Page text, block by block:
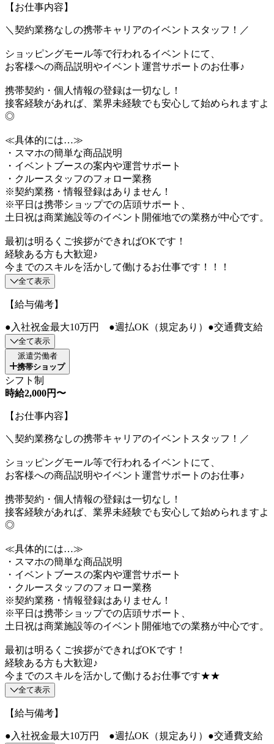
【お仕事内容】
＼契約業務なしの携帯キャリアのイベントスタッフ！／
ショッピングモール等で行われるイベントにて、
お客様への商品説明やイベント運営サポートのお仕事♪
携帯契約・個人情報の登録は一切なし！
接客経験があれば、業界未経験でも安心して始められますよ
◎
≪具体的には…≫
・スマホの簡単な商品説明
・イベントブースの案内や運営サポート
・クルースタッフのフォロー業務
※契約業務・情報登録はありません！
※平日は携帯ショップでの店頭サポート、
土日祝は商業施設等のイベント開催地での業務が中心です。
最初は明るくご挨拶ができればOKです！
経験ある方も大歓迎♪
今までのスキルを活かして働けるお仕事です！！！
全て表示
【給与備考】
●入社祝金最大10万円 ●週払OK（規定あり）●交通費支給
全て表示
派遣労働者
携帯ショップ
シフト制
時給2,000円〜
【お仕事内容】
＼契約業務なしの携帯キャリアのイベントスタッフ！／
ショッピングモール等で行われるイベントにて、
お客様への商品説明やイベント運営サポートのお仕事♪
携帯契約・個人情報の登録は一切なし！
接客経験があれば、業界未経験でも安心して始められますよ
◎
≪具体的には…≫
・スマホの簡単な商品説明
・イベントブースの案内や運営サポート
・クルースタッフのフォロー業務
※契約業務・情報登録はありません！
※平日は携帯ショップでの店頭サポート、
土日祝は商業施設等のイベント開催地での業務が中心です。
最初は明るくご挨拶ができればOKです！
経験ある方も大歓迎♪
今までのスキルを活かして働けるお仕事です★★
全て表示
【給与備考】
●入社祝金最大10万円 ●週払OK（規定あり）●交通費支給